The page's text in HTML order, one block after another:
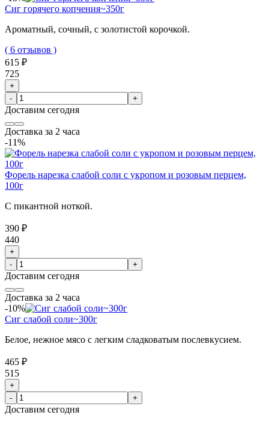
Сиг горячего копчения~350г
Ароматный, сочный, с золотистой корочкой.
( 6 отзывов )
615 ₽
725
+
-
+
Доставим сегодня
Доставка за 2 часа
-11%
Форель нарезка слабой соли с укропом и розовым перцем,
100г
С пикантной ноткой.
390 ₽
440
+
-
+
Доставим сегодня
Доставка за 2 часа
-10%
Сиг слабой соли~300г
Белое, нежное мясо с легким сладковатым послевкусием.
465 ₽
515
+
-
+
Доставим сегодня